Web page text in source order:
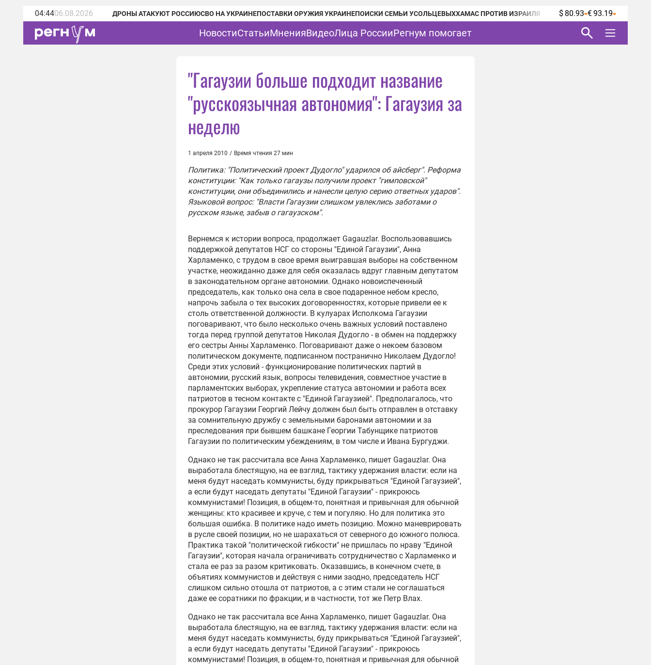
04:4406.08.2026 ДРОНЫ АТАКУЮТ РОССИЮСВО НА УКРАИНЕПОСТАВКИ ОРУЖИЯ УКРАИНЕПОИСКИ СЕМЬИ УСОЛЬЦЕВЫХХАМАС ПРОТИВ ИЗРАИЛЯ $ 80.93 € 93.19
НовостиСтатьиМненияВидеоЛица РоссииРегнум помогает
"Гагаузии больше подходит название
"русскоязычная автономия": Гагаузия за
неделю
1 апреля 2010 / Время чтения 27 мин
Политика: "Политический проект Дудогло" ударился об айсберг". Реформа
конституции: "Как только гагаузы получили проект "гимповской"
конституции, они объединились и нанесли целую серию ответных ударов".
Языковой вопрос: "Власти Гагаузии слишком увлеклись заботами о
русском языке, забыв о гагаузском".
Вернемся к истории вопроса, продолжает Gagauzlar. Воспользовавшись
поддержкой депутатов НСГ со стороны "Единой Гагаузии", Анна
Харламенко, с трудом в свое время выигравшая выборы на собственном
участке, неожиданно даже для себя оказалась вдруг главным депутатом
в законодательном органе автономии. Однако новоиспеченный
председатель, как только она села в свое подаренное небом кресло,
напрочь забыла о тех высоких договоренностях, которые привели ее к
столь ответственной должности. В кулуарах Исполкома Гагаузии
поговаривают, что было несколько очень важных условий поставлено
тогда перед группой депутатов Николая Дудогло - в обмен на поддержку
его сестры Анны Харламенко. Поговаривают даже о некоем базовом
политическом документе, подписанном постранично Николаем Дудогло!
Среди этих условий - функционирование политических партий в
автономии, русский язык, вопросы телевидения, совместное участие в
парламентских выборах, укрепление статуса автономии и работа всех
патриотов в тесном контакте с "Единой Гагаузией". Предполагалось, что
прокурор Гагаузии Георгий Лейчу должен был быть отправлен в отставку
за сомнительную дружбу с земельными баронами автономии и за
преследования при бывшем башкане Георгии Табунщике патриотов
Гагаузии по политическим убеждениям, в том числе и Ивана Бургуджи.
Однако не так рассчитала все Анна Харламенко, пишет Gagauzlar. Она
выработала блестящую, на ее взгляд, тактику удержания власти: если на
меня будут наседать коммунисты, буду прикрываться "Единой Гагаузией",
а если будут наседать депутаты "Единой Гагаузии" - прикроюсь
коммунистами! Позиция, в общем-то, понятная и привычная для обычной
женщины: кто красивее и круче, с тем и погуляю. Но для политика это
большая ошибка. В политике надо иметь позицию. Можно маневрировать
в русле своей позиции, но не шарахаться от северного до южного полюса.
Практика такой "политической гибкости" не пришлась по нраву "Единой
Гагаузии", которая начала ограничивать сотрудничество с Харламенко и
стала ее раз за разом критиковать. Оказавшись, в конечном счете, в
объятиях коммунистов и действуя с ними заодно, председатель НСГ
слишком сильно отошла от патриотов, а с этим стали не соглашаться
даже ее соратники по фракции, и в частности, тот же Петр Влах.
Однако не так рассчитала все Анна Харламенко, пишет Gagauzlar. Она
выработала блестящую, на ее взгляд, тактику удержания власти: если на
меня будут наседать коммунисты, буду прикрываться "Единой Гагаузией",
а если будут наседать депутаты "Единой Гагаузии" - прикроюсь
коммунистами! Позиция, в общем-то, понятная и привычная для обычной